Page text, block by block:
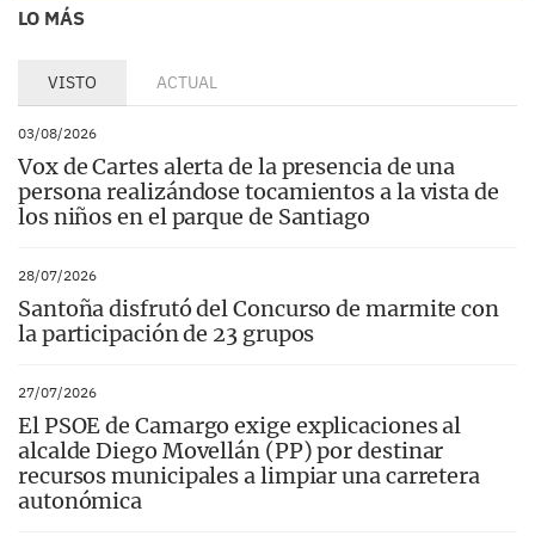
LO MÁS
VISTO ACTUAL
03/08/2026
Vox de Cartes alerta de la presencia de una
persona realizándose tocamientos a la vista de
los niños en el parque de Santiago
28/07/2026
Santoña disfrutó del Concurso de marmite con
la participación de 23 grupos
27/07/2026
El PSOE de Camargo exige explicaciones al
alcalde Diego Movellán (PP) por destinar
recursos municipales a limpiar una carretera
autonómica